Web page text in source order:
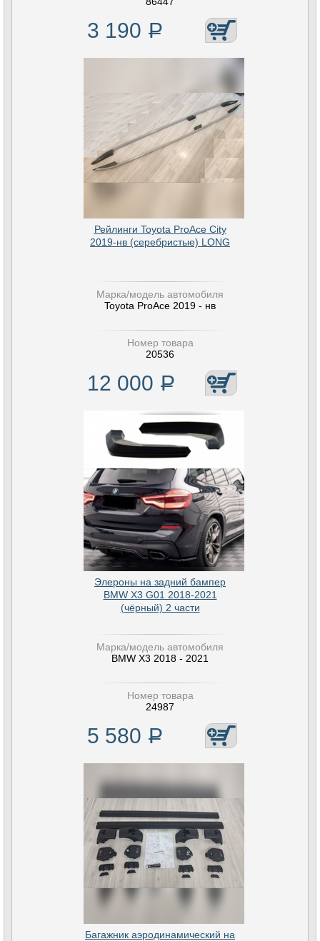
3 190 Р
Рейлинги Toyota ProAce City
2019-нв (серебристые) LONG
Марка/модель автомобиля
Toyota ProAce 2019 - нв
Номер товара
20536
12 000 Р
Элероны на задний бампер
BMW X3 G01 2018-2021
(чёрный) 2 части
Марка/модель автомобиля
BMW X3 2018 - 2021
Номер товара
24987
5 580 Р
Багажник аэродинамический на